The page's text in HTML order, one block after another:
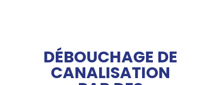
DÉBOUCHAGE DE
CANALISATION